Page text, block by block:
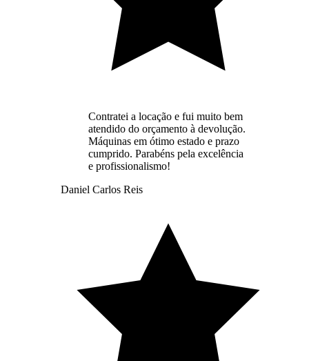
Contratei a locação e fui muito bem
atendido do orçamento à devolução.
Máquinas em ótimo estado e prazo
cumprido. Parabéns pela excelência
e profissionalismo!
Daniel Carlos Reis